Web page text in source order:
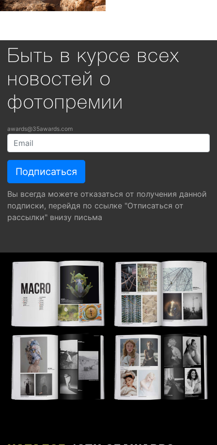
Быть в курсе всех
новостей о
фотопремии
awards@35awards.com
Вы всегда можете отказаться от получения данной
подписки, перейдя по ссылке "Отписаться от
рассылки" внизу письма